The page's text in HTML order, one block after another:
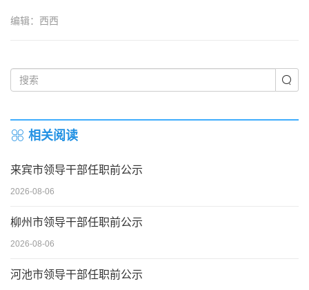
编辑：西西
相关阅读
来宾市领导干部任职前公示
2026-08-06
柳州市领导干部任职前公示
2026-08-06
河池市领导干部任职前公示